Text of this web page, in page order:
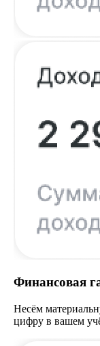
Финансовая
Несём
цифру в вашем